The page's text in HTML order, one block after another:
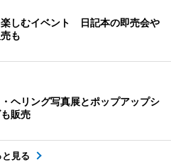
しむイベント 日記本の即売会や
も
ヘリング写真展とポップアップシ
販売
と見る